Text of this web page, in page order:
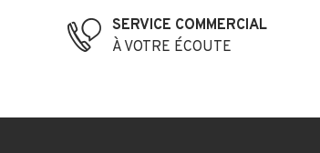
SERVICE COMMERCIAL
À VOTRE ÉCOUTE